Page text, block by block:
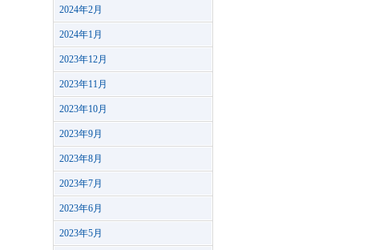
2024年2月
2024年1月
2023年12月
2023年11月
2023年10月
2023年9月
2023年8月
2023年7月
2023年6月
2023年5月